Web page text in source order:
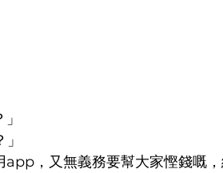
，又無義務要幫大家慳錢嘅，